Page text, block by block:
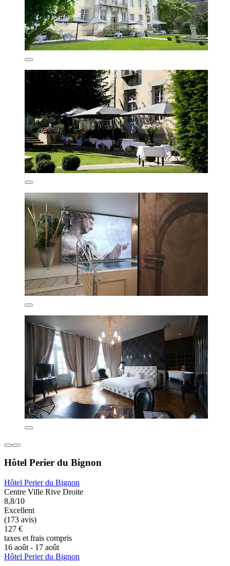
Hôtel Perier du Bignon
Hôtel Perier du Bignon
Centre Ville Rive Droite
8,8/10
Excellent
(173 avis)
127 €
taxes et frais compris
16 août - 17 août
Hôtel Perier du Bignon